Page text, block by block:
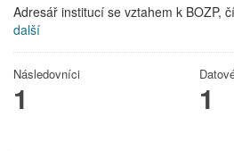
Adresář institucí se vztahem k BOZP,
další
Následovníci
1 1